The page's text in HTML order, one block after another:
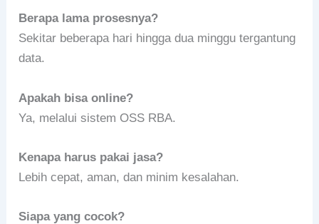
Berapa lama prosesnya?
Sekitar beberapa hari hingga dua minggu tergantung
data.
Apakah bisa online?
Ya, melalui sistem OSS RBA.
Kenapa harus pakai jasa?
Lebih cepat, aman, dan minim kesalahan.
Siapa yang cocok?